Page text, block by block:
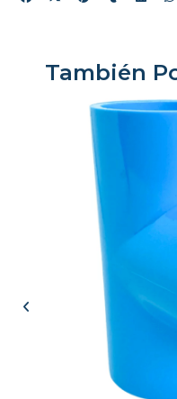
También